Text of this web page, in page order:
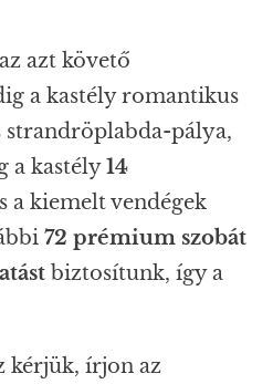
azt követő
a kastély romantikus
strandröplabda-pálya,
a kastély14
a kiemelt vendégek
72 prémium szobát
biztosítunk, így a
kérjük, írjon az